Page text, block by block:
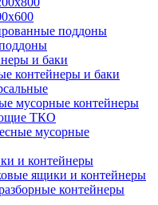
поддоны
и баки
контейнеры и баки
мусорные контейнеры
ТКО
мусорные
и контейнеры
ящики и контейнеры
контейнеры